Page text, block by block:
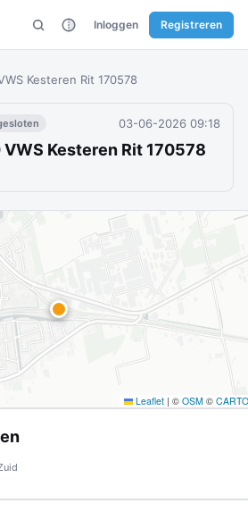
Inloggen Registreren
Kesteren Rit 170578
03-06-2026 09:18
VWS Kesteren Rit 170578
Leaflet | © OSM © CARTO